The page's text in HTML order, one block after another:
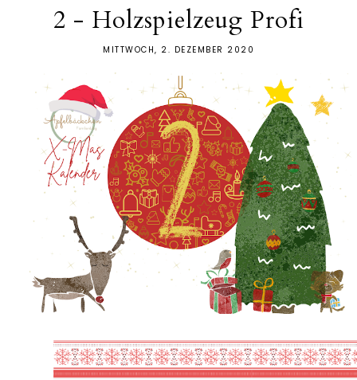
2 - Holzspielzeug Profi
MITTWOCH, 2. DEZEMBER 2020